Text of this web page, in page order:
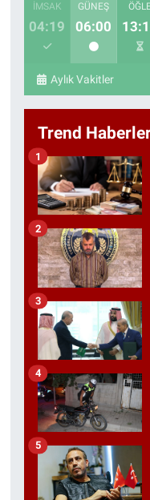
İMSAK
04:19
GÜNEŞ
06:00
Aylık Vakitler
Trend
1
2
3
4
5